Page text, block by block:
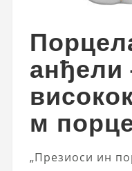
анђели
м
„Презиоси ин